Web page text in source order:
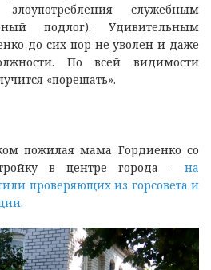
служебным
подлог). Удивительным
до сих пор не уволен и даже
По всей видимости
«порешать».
пожилая мама Гордиенко со
в центре города - на
проверяющих из горсовета и